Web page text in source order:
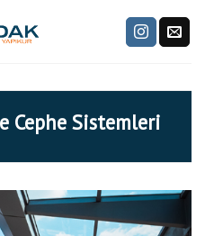
Cephe Sistemleri